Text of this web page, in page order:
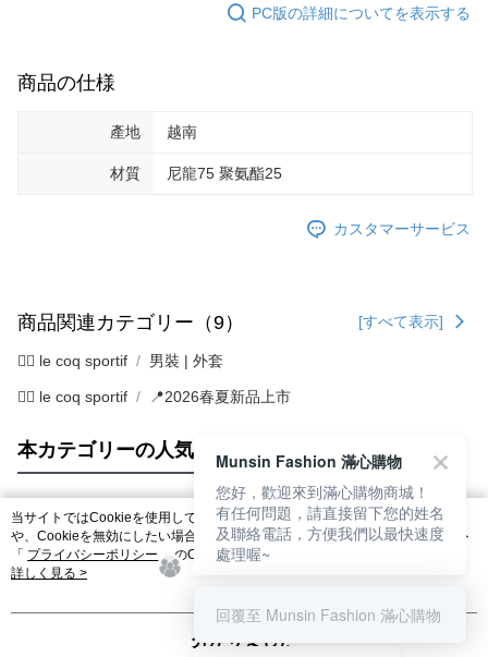
PC版の詳細についてを表示する
商品の仕様
產地 越南
材質 尼龍75 聚氨酯25
カスタマーサービス
商品関連カテゴリー（9） [すべて表示]
🚴‍♂️ le coq sportif 男裝 | 外套
🚴‍♂️ le coq sportif 📍2026春夏新品上市
本カテゴリーの人気商品 サイト全体のランキング
人気タグ
当サイトではCookieを使用しています。当サイトのCookie使用に関する詳細
や、Cookieを無効にしたい場合のブラウザでの設定方法については、当サイト
「 プライバシーポリシー 」のCookieポリシーをご参照ください。お客さま
が、当サイトを引き続き使用される場合、当社がサイト利用規約のCookieポリ
詳しく見る >
分かりました
Munsin Fashion 滿心購物
您好，歡迎來到滿心購物商城！
有任何問題，請直接留下您的姓名
及聯絡電話，方便我們以最快速度
處理喔~
回覆至 Munsin Fashion 滿心購物